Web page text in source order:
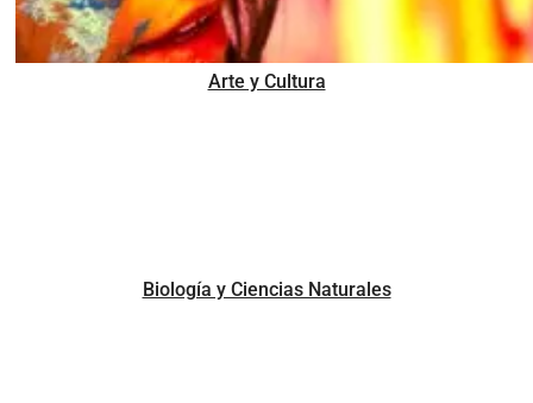
Arte y Cultura
Biología y Ciencias Naturales